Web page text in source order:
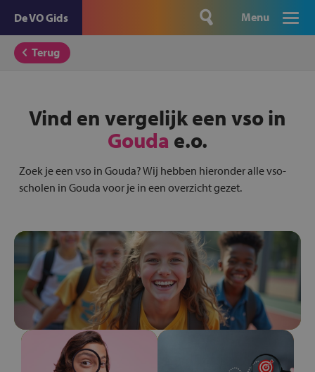
De VO Gids Menu
Terug
Vind en vergelijk een vso in
Gouda e.o.
Zoek je een vso in Gouda? Wij hebben hieronder alle vso-
scholen in Gouda voor je in een overzicht gezet.